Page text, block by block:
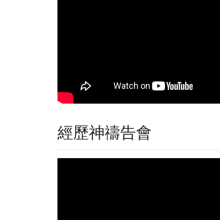
經歷神禱告會